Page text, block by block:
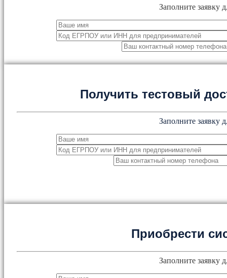
Заполните заявку
Получить тестовый
Заполните заявку
Приобрести
Заполните заявку